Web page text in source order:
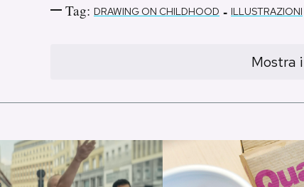
Tag: DRAWING ON CHILDHOOD - ILLUSTRAZIONI
Mostra